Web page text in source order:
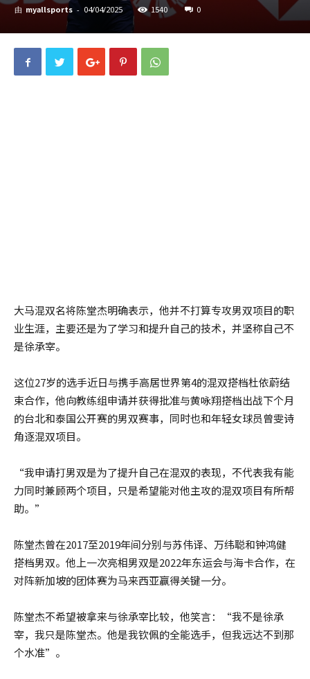
由 myallsports - 04/04/2025 1540 0
大马混双名将陈堂杰明确表示，他并不打算专攻男双项目的职
业生涯，主要还是为了学习和提升自己的技术，并坚称自己不
是徐承宰。
这位27岁的选手近日与携手高居世界第4的混双搭档杜依蔚结
束合作，他向教练组申请并获得批准与黄咏翔搭档出战下个月
的台北和泰国公开赛的男双赛事，同时也和年轻女球员曾雯诗
角逐混双项目。
“我申请打男双是为了提升自己在混双的表现，不代表我有能
力同时兼顾两个项目，只是希望能对他主攻的混双项目有所帮
助。”
陈堂杰曾在2017至2019年间分别与苏伟译、万纬聪和钟鸿健
搭档男双。他上一次亮相男双是2022年东运会与海卡合作，在
对阵新加坡的团体赛为马来西亚赢得关键一分。
陈堂杰不希望被拿来与徐承宰比较，他笑言：“我不是徐承
宰，我只是陈堂杰。他是我钦佩的全能选手，但我远达不到那
个水准”。